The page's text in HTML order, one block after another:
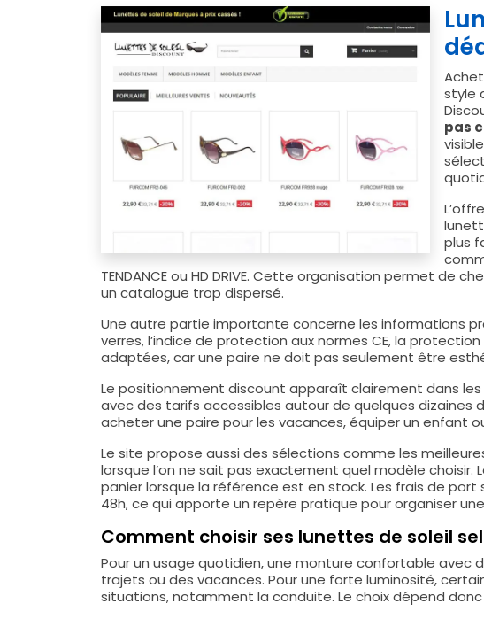
style
pas
plus
TENDANCE ou HD DRIVE. Cette organisation permet de
un catalogue trop dispersé.
Une autre partie importante concerne les informations
verres, l’indice de protection aux normes CE, la
adaptées, car une paire ne doit pas seulement être
Le positionnement discount apparaît clairement dans
avec des tarifs accessibles autour de quelques dizaines
acheter une paire pour les vacances, équiper un enfant
Le site propose aussi des sélections comme les
lorsque l’on ne sait pas exactement quel modèle choisir.
panier lorsque la référence est en stock. Les frais de
48h, ce qui apporte un repère pratique pour organiser
Comment choisir ses lunettes de soleil
Pour un usage quotidien, une monture confortable avec
trajets ou des vacances. Pour une forte luminosité,
situations, notamment la conduite. Le choix dépend